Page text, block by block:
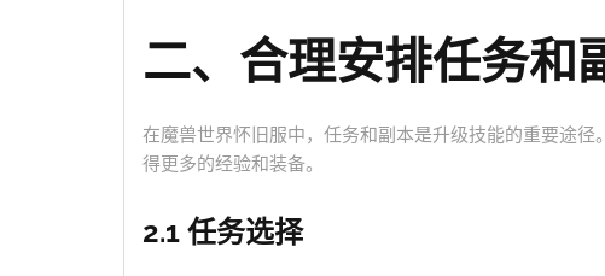
二、合理安排任务和
在魔兽世界怀旧服中，任务和副本是升级技能的重要途
得更多的经验和装备。
2.1 任务选择